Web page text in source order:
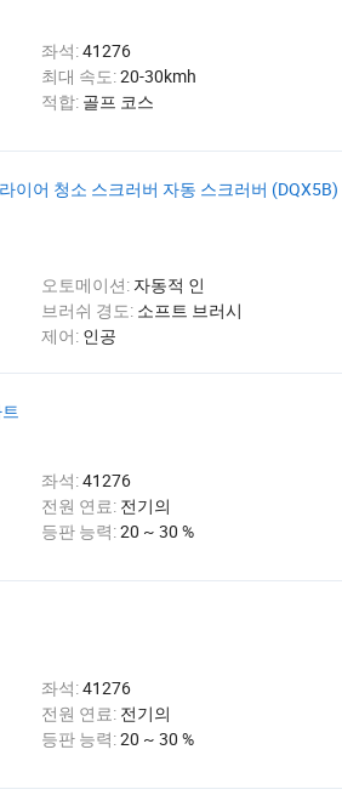
좌석:41276
최대 속도:20-30kmh
적합: 골프 코스
이어 청소 스크러버 자동 스크러버 (DQX5B)
오토메이션: 자동적 인
브러쉬 경도: 소프트 브러시
제어: 인공
좌석:41276
전원 연료: 전기의
등판 능력:20 ~ 30 %
좌석:41276
전원 연료: 전기의
등판 능력:20 ~ 30 %